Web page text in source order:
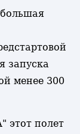
запуска
менее 300
этот полет